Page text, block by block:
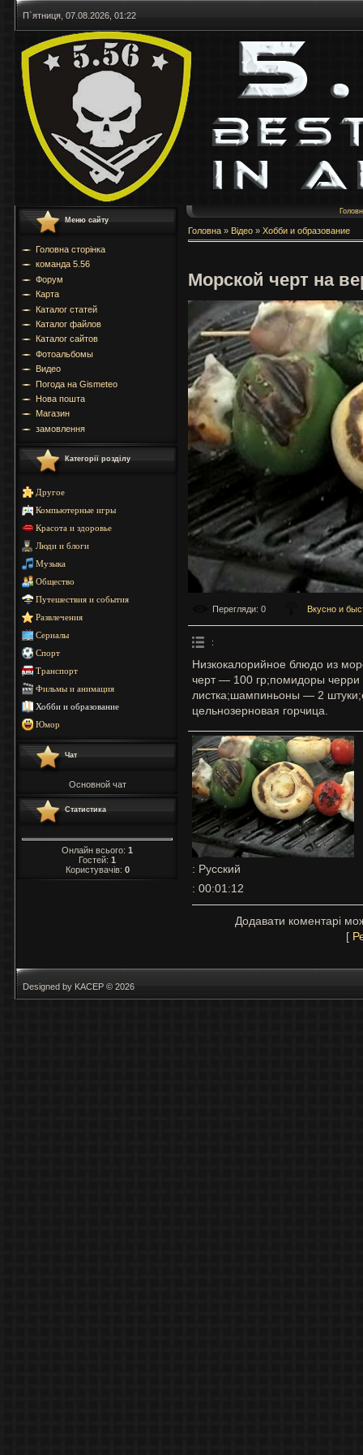
П`ятниця, 07.08.2026, 01:22
Меню сайту
Головна сторінка
команда 5.56
Форум
Карта
Каталог статей
Каталог файлов
Каталог сайтов
Фотоальбомы
Видео
Погода на Gismeteo
Нова пошта
Магазин
замовлення
Категорії розділу
Другое
Компьютерные игры
Красота и здоровье
Люди и блоги
Музыка
Общество
Путешествия и события
Развлечения
Сериалы
Спорт
Транспорт
Фильмы и анимация
Хобби и образование
Юмор
Чат
Основной чат
Статистика
Онлайн всього: 1
Гостей: 1
Користувачів: 0
Головна » Відео » Хобби и образование
Морской черт на
Перегляди: 0 Вкусно и
:
Низкокалорийное блюдо из
черт — 100 гр;помидоры
листка;шампиньоны — 2
цельнозерновая горчица.
: Русский
: 00:01:12
Додавати коментарі
[
Designed by KACEP © 2026